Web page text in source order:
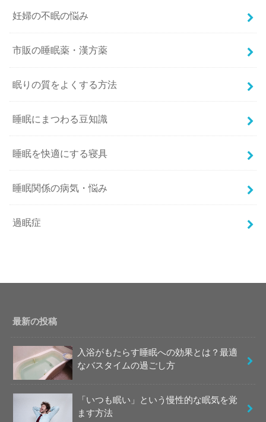
妊婦の不眠の悩み
市販の睡眠薬・漢方薬
眠りの質をよくする方法
睡眠にまつわる豆知識
睡眠を快適にする寝具
睡眠関係の病気・悩み
過眠症
最新の投稿
入浴がもたらす睡眠への効果とは？最適
なバスタイムの過ごし方
「いつも眠い」という慢性的な眠気を覚
ます方法